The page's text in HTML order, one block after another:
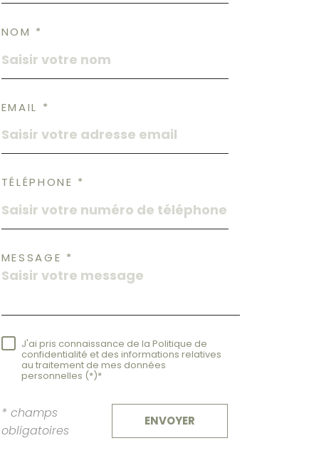
NOM *
EMAIL *
TÉLÉPHONE *
MESSAGE *
J'ai pris connaissance de la Politique de
confidentialité et des informations relatives
au traitement de mes données
personnelles (*)*
* champs
obligatoires
ENVOYER